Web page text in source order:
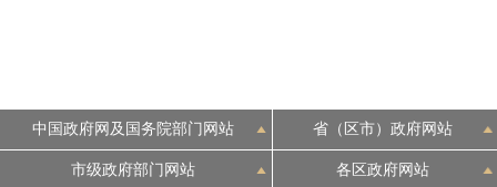
中国政府网及国务院部门网站 省（区市）政府网站
市级政府部门网站 各区政府网站